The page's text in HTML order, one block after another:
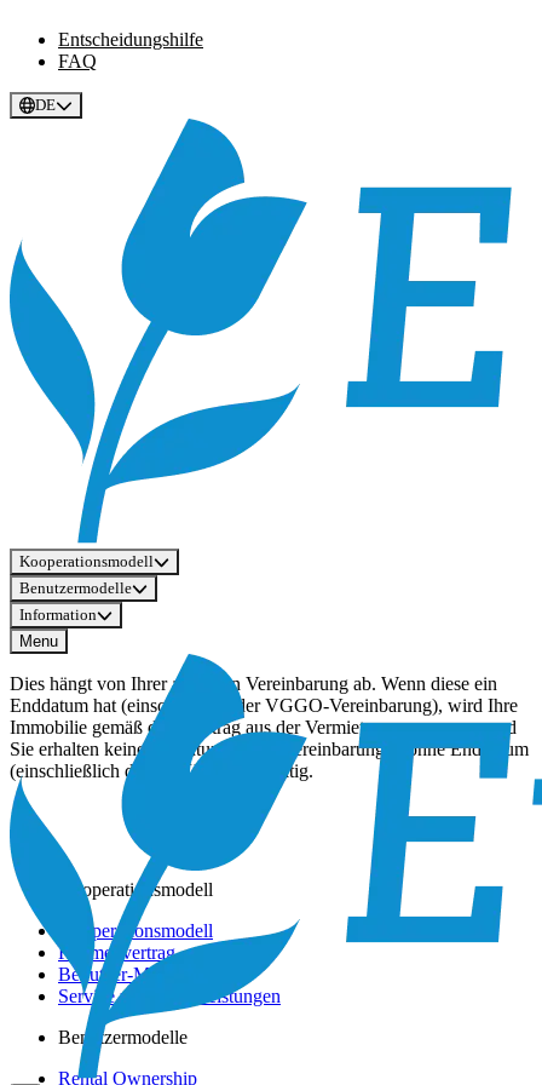
Entscheidungshilfe
FAQ
DE
Kooperationsmodell
Benutzermodelle
Information
Menu
Dies hängt von Ihrer aktuellen Vereinbarung ab. Wenn diese ein
Enddatum hat (einschließlich der VGGO-Vereinbarung), wird Ihre
Immobilie gemäß dem Vertrag aus der Vermietung genommen und
Sie erhalten keine Vergütung mehr. Vereinbarungen ohne Enddatum
(einschließlich der BEX) bleiben gültig.
Kooperationsmodell
Kooperationsmodell
Rahmenvertrag
Benutzer-Modelle
Service und Dienstleistungen
Benutzermodelle
Rental Ownership